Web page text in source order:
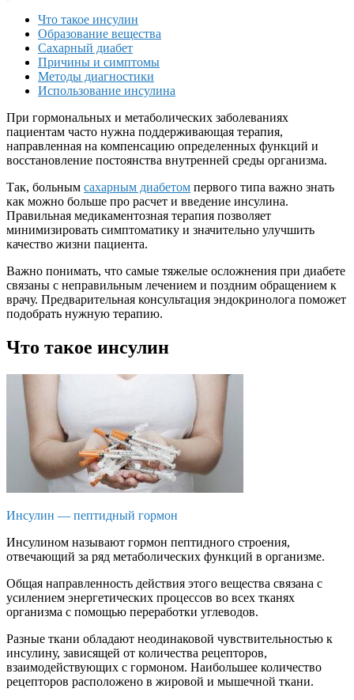
Что такое инсулин
Образование вещества
Сахарный диабет
Причины и симптомы
Методы диагностики
Использование инсулина
При гормональных и метаболических заболеваниях
пациентам часто нужна поддерживающая терапия,
направленная на компенсацию определенных функций и
восстановление постоянства внутренней среды организма.
Так, больным сахарным диабетом первого типа важно знать
как можно больше про расчет и введение инсулина.
Правильная медикаментозная терапия позволяет
минимизировать симптоматику и значительно улучшить
качество жизни пациента.
Важно понимать, что самые тяжелые осложнения при диабете
связаны с неправильным лечением и поздним обращением к
врачу. Предварительная консультация эндокринолога поможет
подобрать нужную терапию.
Что такое инсулин
Инсулин — пептидный гормон
Инсулином называют гормон пептидного строения,
отвечающий за ряд метаболических функций в организме.
Общая направленность действия этого вещества связана с
усилением энергетических процессов во всех тканях
организма с помощью переработки углеводов.
Разные ткани обладают неодинаковой чувствительностью к
инсулину, зависящей от количества рецепторов,
взаимодействующих с гормоном. Наибольшее количество
рецепторов расположено в жировой и мышечной ткани.